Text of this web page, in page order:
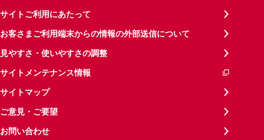
サイトご利用にあたって
お客さまご利用端末からの情報の外部送信について
見やすさ・使いやすさの調整
サイトメンテナンス情報
サイトマップ
ご意見・ご要望
お問い合わせ